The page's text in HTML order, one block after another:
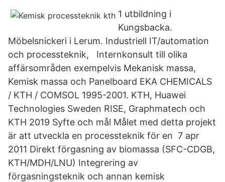
1 utbildning i
Kungsbacka.
Möbelsnickeri i Lerum. Industriell IT/automation
och processteknik, Internkonsult till olika
affärsområden exempelvis Mekanisk massa,
Kemisk massa och Panelboard EKA CHEMICALS
/ KTH / COMSOL 1995-2001. KTH, Huawei
Technologies Sweden RISE, Graphmatech och
KTH 2019 Syfte och mål Målet med detta projekt
är att utveckla en processteknik för en 7 apr
2011 Direkt förgasning av biomassa (SFC-CDGB,
KTH/MDH/LNU) Integrering av
förgasningsteknik och annan kemisk